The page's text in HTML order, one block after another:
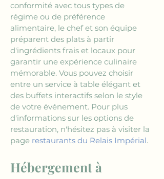
conformité avec tous types de
régime ou de préférence
alimentaire, le chef et son équipe
préparent des plats à partir
d'ingrédients frais et locaux pour
garantir une expérience culinaire
mémorable. Vous pouvez choisir
entre un service à table élégant et
des buffets interactifs selon le style
de votre événement. Pour plus
d'informations sur les options de
restauration, n'hésitez pas à visiter la
page restaurants du Relais Impérial.
Hébergement à